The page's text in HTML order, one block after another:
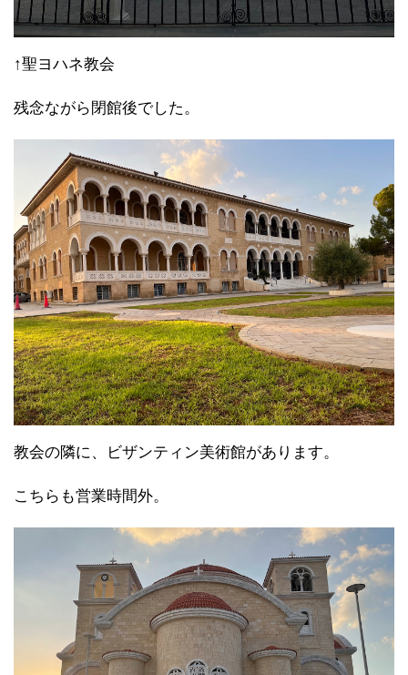
↑聖ヨハネ教会
残念ながら閉館後でした。
教会の隣に、ビザンティン美術館があります。
こちらも営業時間外。